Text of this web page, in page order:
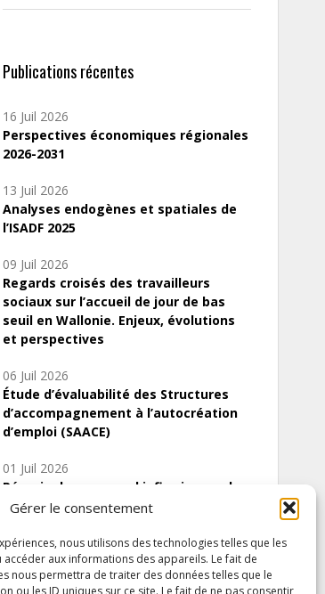
Gérer le consentement
nous utilisons des technologies telles que les
aux informations des appareils. Le fait de
nous permettra de traiter des données telles que le
ou les ID uniques sur ce site. Le fait de ne pas consentir
Publications récentes
16 Juil 2026
Perspectives économiques régionales
2026-2031
13 Juil 2026
Analyses endogènes et spatiales de
l’ISADF 2025
09 Juil 2026
Regards croisés des travailleurs
sociaux sur l’accueil de jour de bas
seuil en Wallonie. Enjeux, évolutions
et perspectives
06 Juil 2026
Étude d’évaluabilité des Structures
d’accompagnement à l’autocréation
d’emploi (SAACE)
01 Juil 2026
Pénurie du personnel infirmier :quels
indicateurs d’offre de soins pour